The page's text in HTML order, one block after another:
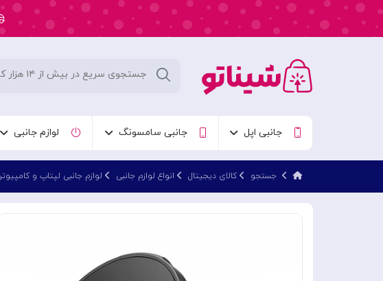
جانبی اپل جانبی سامسونگ لوازم جانبی
جستجو کالای دیجیتال انواع لوازم جانبی لوازم جانبی لپتاپ و کامپیوتر